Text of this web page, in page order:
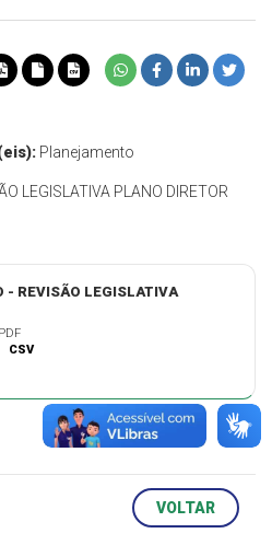
Planejamento
LEGISLATIVA PLANO DIRETOR
- REVISÃO LEGISLATIVA
CSV
VOLTAR